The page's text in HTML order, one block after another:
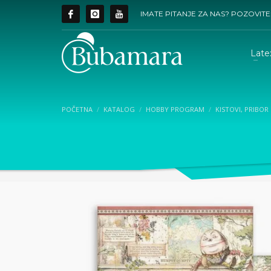
IMATE PITANJE ZA NAS?
POČETNA KATALOG HOBBY PROGRAM KISTOVI, PRIBOR